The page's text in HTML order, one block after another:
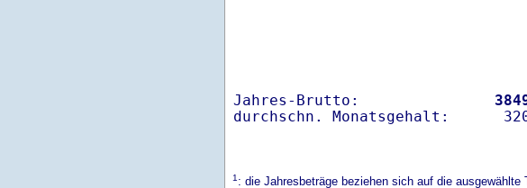
Jahres-Brutto:
1: die Jahresbeträge beziehen sich auf die ausgewählte